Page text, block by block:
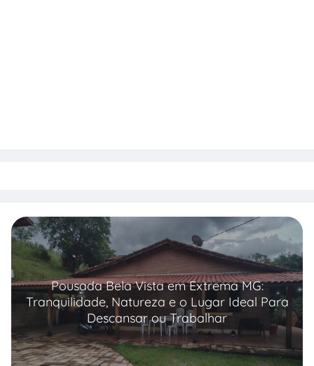
Pousada Bela Vista em Extrema MG:
Tranquilidade, Natureza e o Lugar Ideal Para
Descansar ou Trabalhar